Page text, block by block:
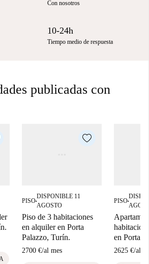
Con nosotros
10-24h
Tiempo medio de respuesta
publicadas con
PISO■
DISPONIBLE 11
AGOSTO
Piso de 3 habitaciones
en alquiler en Porta
Palazzo, Turín.
2700 €/al mes
PISO■
en Porta
2625 €/al